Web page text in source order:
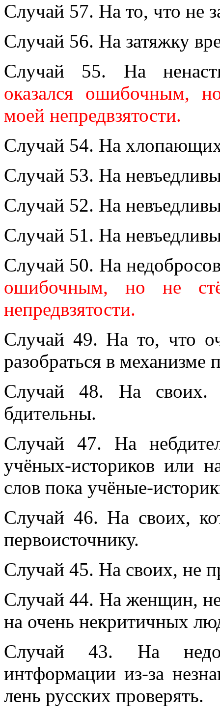
Случай 57. На то, что не
Случай 56. На затяжку
Случай 55. На
оказался ошибочным,
моей непредвзятости.
Случай 54. На
Случай 53. На
Случай 52. На
Случай 51. На
Случай 50. На
ошибочным, но не
непредвзятости.
Случай 49. На то, что
разобраться в механизме
Случай 48. На своих.
бдительны.
Случай 47. На
учёных-историков или
слов пока учёные-
Случай 46. На своих,
первоисточнику.
Случай 45. На своих, не
Случай 44. На женщин,
на очень некритичных
Случай 43. На
интформации из-за
лень русских проверять.